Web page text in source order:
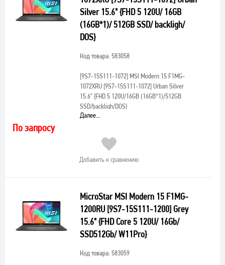
Silver 15.6" {FHD 5 120U/ 16GB
(16GB*1)/ 512GB SSD/ backligh/
DOS}
Код товара: 583058
[9S7-15S111-1072]MSI Modern 15 F1MG-
1072XRU [9S7-15S111-1072] Urban Silver
15.6" {FHD 5 120U/16GB (16GB*1)/512GB
SSD/backligh/DOS}
Далее...
По запросу
Добавить к сравнению
MicroStar MSI Modern 15 F1MG-
1200RU [9S7-15S111-1200] Grey
15.6" {FHD Core 5 120U/ 16Gb/
SSD512Gb/ W11Pro}
Код товара: 583059